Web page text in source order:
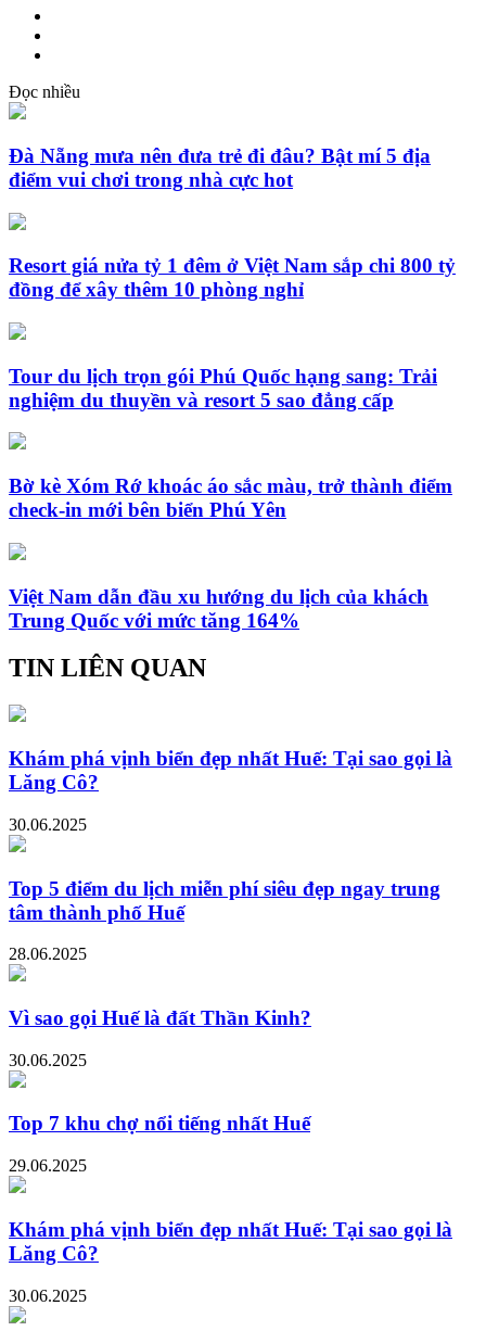
Đọc nhiều
Đà Nẵng mưa nên đưa trẻ đi đâu? Bật mí 5 địa
điểm vui chơi trong nhà cực hot
Resort giá nửa tỷ 1 đêm ở Việt Nam sắp chi 800 tỷ
đồng để xây thêm 10 phòng nghỉ
Tour du lịch trọn gói Phú Quốc hạng sang: Trải
nghiệm du thuyền và resort 5 sao đẳng cấp
Bờ kè Xóm Rớ khoác áo sắc màu, trở thành điểm
check-in mới bên biển Phú Yên
Việt Nam dẫn đầu xu hướng du lịch của khách
Trung Quốc với mức tăng 164%
TIN LIÊN QUAN
Khám phá vịnh biển đẹp nhất Huế: Tại sao gọi là
Lăng Cô?
30.06.2025
Top 5 điểm du lịch miễn phí siêu đẹp ngay trung
tâm thành phố Huế
28.06.2025
Vì sao gọi Huế là đất Thần Kinh?
30.06.2025
Top 7 khu chợ nổi tiếng nhất Huế
29.06.2025
Khám phá vịnh biển đẹp nhất Huế: Tại sao gọi là
Lăng Cô?
30.06.2025